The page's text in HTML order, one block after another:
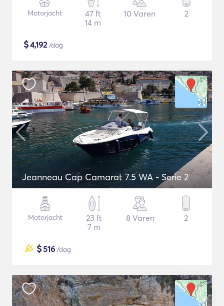
Motorjacht
47 ft
14 m
10 Varen 2
$4,192/dag
Jeanneau Cap Camarat 7.5 WA - Serie 2
Motorjacht
23 ft
7 m
8 Varen 2
$516 /dag